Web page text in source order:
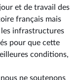
et de travail des
français mais
les infrastructures
pour que cette
conditions,
ne soutenons